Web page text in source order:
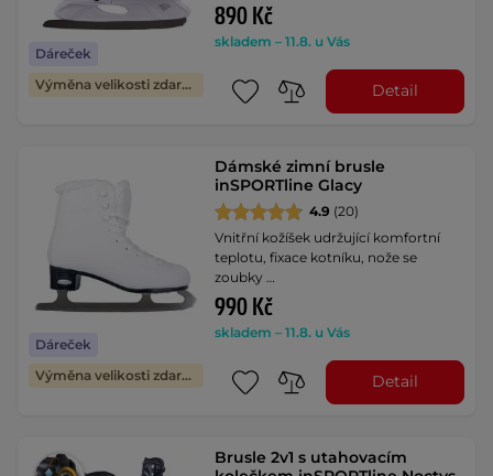
Dáreček
Výměna velikosti zdarma
890 Kč
skladem – 11.8. u Vás
Detail
Dáreček
Výměna velikosti zdarma
Dámské zimní brusle
inSPORTline Glacy
4.9 (20)
Vnitřní kožíšek udržující komfortní
teplotu, fixace kotníku, nože se
zoubky …
990 Kč
skladem – 11.8. u Vás
Detail
Brusle 2v1 s utahovacím